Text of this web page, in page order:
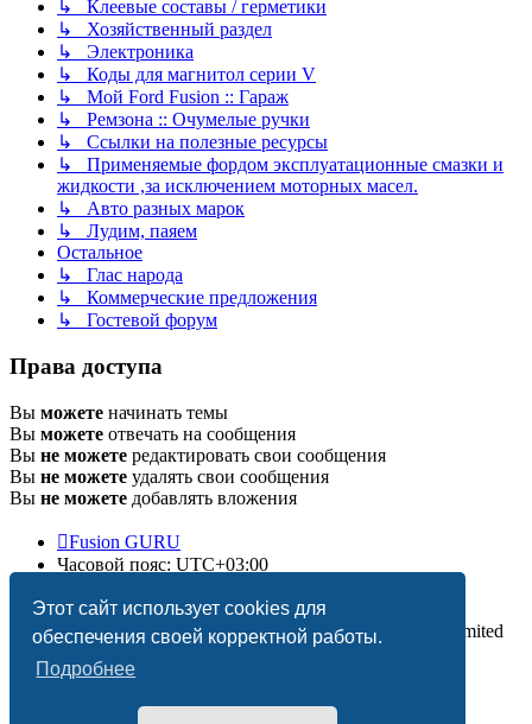
Этот сайт использует cookies для
обеспечения своей корректной работы.
Подробнее
↳ Клеевые составы / герметики
↳ Хозяйственный раздел
↳ Электроника
↳ Коды для магнитол серии V
↳ Мой Ford Fusion :: Гараж
↳ Ремзона :: Очумелые ручки
↳ Ссылки на полезные ресурсы
↳ Применяемые фордом эксплуатационные смазки и
жидкости ,за исключением моторных масел.
↳ Авто разных марок
↳ Лудим, паяем
Остальное
↳ Глас народа
↳ Коммерческие предложения
↳ Гостевой форум
Права доступа
Вы можете начинать темы
Вы можете отвечать на сообщения
Вы не можете редактировать свои сообщения
Вы не можете удалять свои сообщения
Вы не можете добавлять вложения
Fusion GURU
Часовой пояс: UTC+03:00
Создано на основеphpBB® Forum Software © phpBB Limited